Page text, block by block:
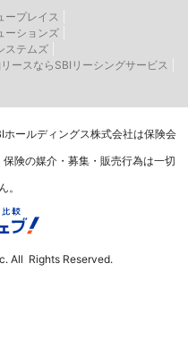
ープレイス
ーションズ
ステムズ
ースならSBIリーシングサービス
ールディングス株式会社は保険会
険の媒介・募集・販売行為は一切
。
All Rights Reserved.